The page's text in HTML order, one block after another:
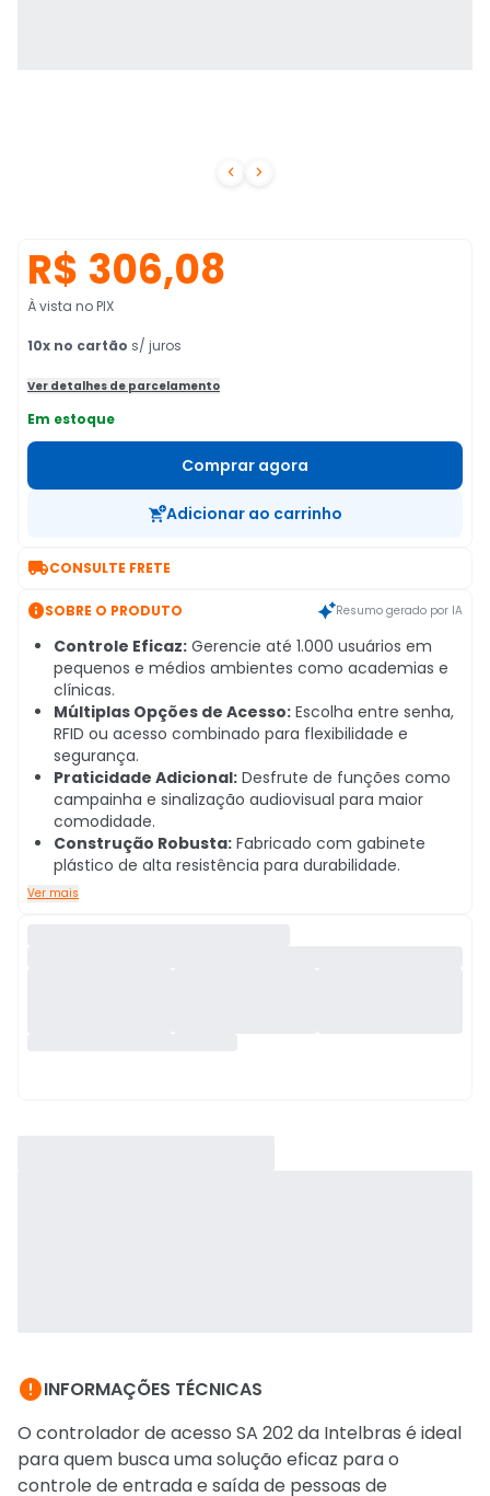
 
R$ 306,08
À vista no PIX
10x no cartão s/ juros
Ver detalhes de parcelamento
Em estoque
Comprar agora
Adicionar ao carrinho
CONSULTE FRETE
SOBRE O PRODUTO Resumo gerado por IA
Controle Eficaz: Gerencie até 1.000 usuários em
pequenos e médios ambientes como academias e
clínicas.
Múltiplas Opções de Acesso: Escolha entre senha,
RFID ou acesso combinado para flexibilidade e
segurança.
Praticidade Adicional: Desfrute de funções como
campainha e sinalização audiovisual para maior
comodidade.
Construção Robusta: Fabricado com gabinete
plástico de alta resistência para durabilidade.
Ver mais
INFORMAÇÕES TÉCNICAS
O controlador de acesso SA 202 da Intelbras é ideal
para quem busca uma solução eficaz para o
controle de entrada e saída de pessoas de